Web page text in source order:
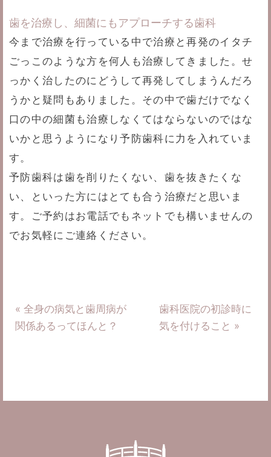
歯を治療し、細菌にもアプローチする歯科
今まで治療を行っている中で治療と再発のイタチ
ごっこのような方を何人も治療してきました。せ
っかく治したのにどうして再発してしまうんだろ
うかと疑問もありました。その中で歯だけでなく
口の中の細菌も治療しなくてはならないのではな
いかと思うようになり予防歯科に力を入れていま
す。
予防歯科は歯を削りたくない、歯を抜きたくな
い、といった方にはとても合う治療だと思いま
す。ご予約はお電話でもネットでも構いませんの
でお気軽にご連絡ください。
« 全身の病気と歯周病が
関係あるってほんと？
歯科医院の初診時に
気を付けること »